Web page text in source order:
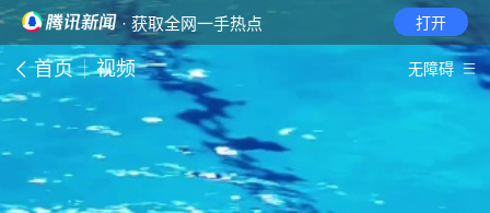
· 获取全网一手热点 打开
首页 视频 无障碍